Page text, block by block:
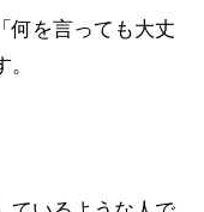
何を言っても大丈